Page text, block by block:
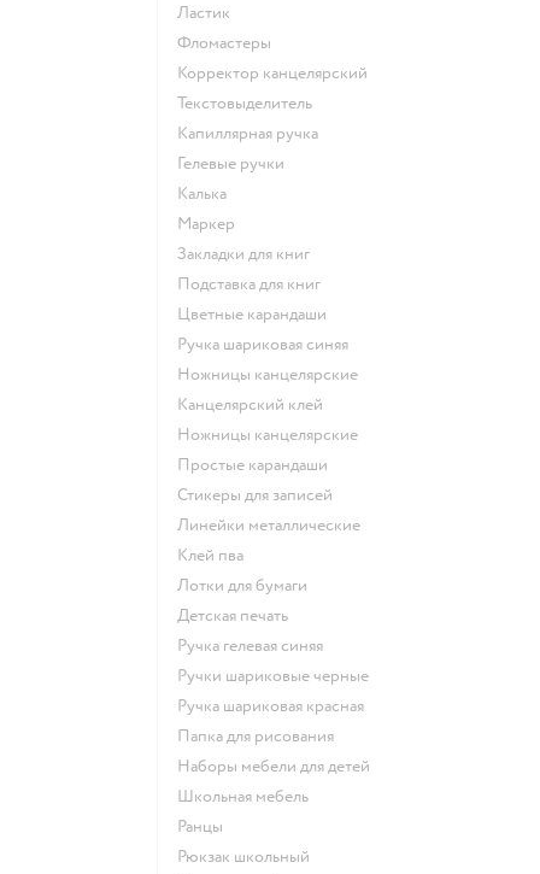
Ластик
Фломастеры
Корректор канцелярский
Текстовыделитель
Капиллярная ручка
Гелевые ручки
Калька
Маркер
Закладки для книг
Подставка для книг
Цветные карандаши
Ручка шариковая синяя
Ножницы канцелярские
Канцелярский клей
Ножницы канцелярские
Простые карандаши
Стикеры для записей
Линейки металлические
Клей пва
Лотки для бумаги
Детская печать
Ручка гелевая синяя
Ручки шариковые черные
Ручка шариковая красная
Папка для рисования
Наборы мебели для детей
Школьная мебель
Ранцы
Рюкзак школьный